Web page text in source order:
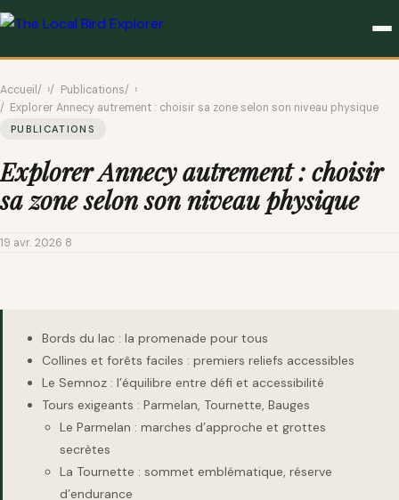
Accueil › Publications
›
Explorer Annecy autrement : choisir sa zone selon son niveau physique
PUBLICATIONS
Explorer Annecy autrement : choisir
sa zone selon son niveau physique
19 avr. 2026 8
Bords du lac : la promenade pour tous
Collines et forêts faciles : premiers reliefs accessibles
Le Semnoz : l’équilibre entre défi et accessibilité
Tours exigeants : Parmelan, Tournette, Bauges
Le Parmelan : marches d’approche et grottes
secrètes
La Tournette : sommet emblématique, réserve
d’endurance